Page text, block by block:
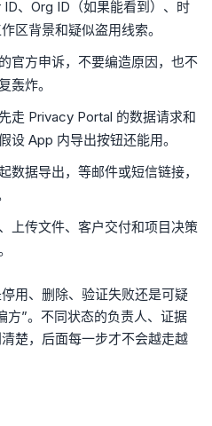
、Org ID（如果能看到）、时
区背景和疑似盗用线索。
官方申诉，不要编造原因，也不
轰炸。
走 Privacy Portal 的数据请求和
设 App 内导出按钮还能用。
数据导出，等邮件或短信链接，
上传文件、客户交付和项目决策
用、删除、验证失败还是可疑
方”。不同状态的负责人、证据
楚，后面每一步才不会越走越